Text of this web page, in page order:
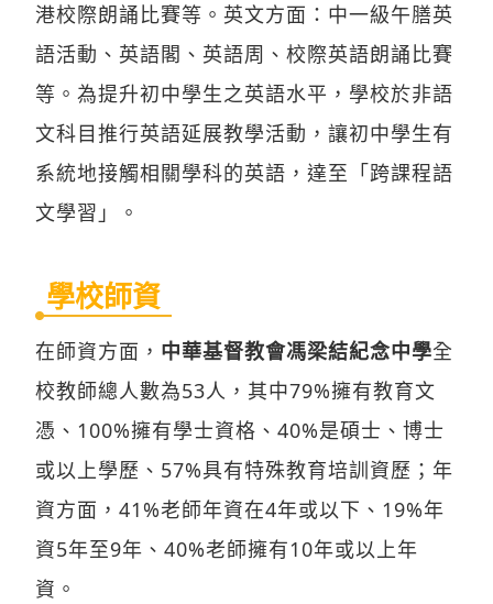
港校際朗誦比賽等。英文方面：中一級午膳英
語活動、英語閣、英語周、校際英語朗誦比賽
等。為提升初中學生之英語水平，學校於非語
文科目推行英語延展教學活動，讓初中學生有
系統地接觸相關學科的英語，達至「跨課程語
文學習」。
學校師資
在師資方面， 中華基督教會馮梁結紀念中學全
校教師總人數為53人，其中79%擁有教育文
憑、100%擁有學士資格、40%是碩士、博士
或以上學歷、57%具有特殊教育培訓資歷；年
資方面，41%老師年資在4年或以下、19%年
資5年至9年、40%老師擁有10年或以上年
資。